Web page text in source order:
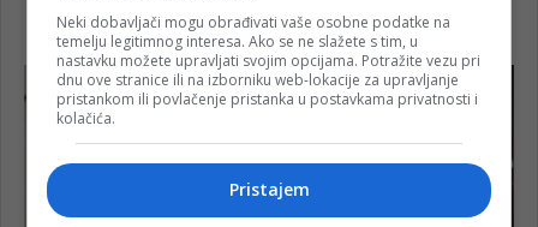
Neki dobavljači mogu obrađivati vaše osobne podatke na
temelju legitimnog interesa. Ako se ne slažete s tim, u
nastavku možete upravljati svojim opcijama. Potražite vezu pri
dnu ove stranice ili na izborniku web-lokacije za upravljanje
pristankom ili povlačenje pristanka u postavkama privatnosti i
kolačića.
Pristajem